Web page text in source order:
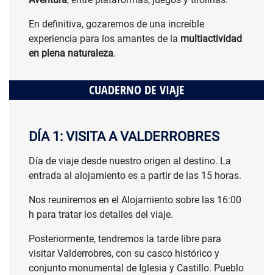
En definitiva, gozaremos de una increíble
experiencia para los amantes de la multiactividad
en plena naturaleza.
CUADERNO DE VIAJE
DÍA 1: VISITA A VALDERROBRES
Día de viaje desde nuestro origen al destino. La
entrada al alojamiento es a partir de las 15 horas.
Nos reuniremos en el Alojamiento sobre las 16:00
h para tratar los detalles del viaje.
Posteriormente, tendremos la tarde libre para
visitar Valderrobres, con su casco histórico y
conjunto monumental de Iglesia y Castillo. Pueblo